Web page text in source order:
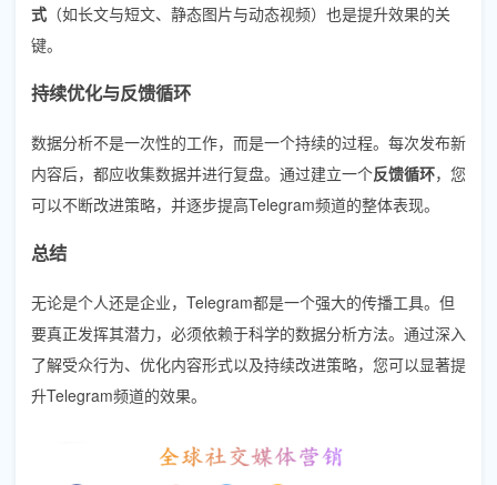
式 （如长文与短文、静态图片与动态视频）也是提升效果的关
键。
持续优化与反馈循环
数据分析不是一次性的工作，而是一个持续的过程。每次发布新
内容后，都应收集数据并进行复盘。通过建立一个反馈循环，您
可以不断改进策略，并逐步提高Telegram频道的整体表现。
总结
无论是个人还是企业，Telegram都是一个强大的传播工具。但
要真正发挥其潜力，必须依赖于科学的数据分析方法。通过深入
了解受众行为、优化内容形式以及持续改进策略，您可以显著提
升Telegram频道的效果。